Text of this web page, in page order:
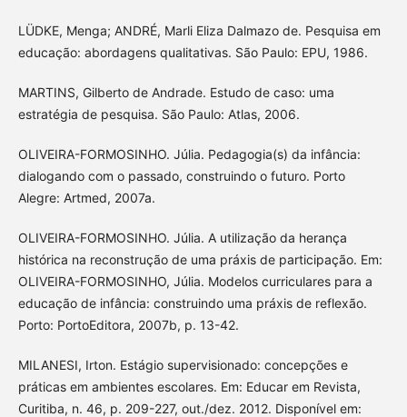
LÜDKE, Menga; ANDRÉ, Marli Eliza Dalmazo de. Pesquisa em
educação: abordagens qualitativas. São Paulo: EPU, 1986.
MARTINS, Gilberto de Andrade. Estudo de caso: uma
estratégia de pesquisa. São Paulo: Atlas, 2006.
OLIVEIRA-FORMOSINHO. Júlia. Pedagogia(s) da infância:
dialogando com o passado, construindo o futuro. Porto
Alegre: Artmed, 2007a.
OLIVEIRA-FORMOSINHO. Júlia. A utilização da herança
histórica na reconstrução de uma práxis de participação. Em:
OLIVEIRA-FORMOSINHO, Júlia. Modelos curriculares para a
educação de infância: construindo uma práxis de reflexão.
Porto: PortoEditora, 2007b, p. 13-42.
MILANESI, Irton. Estágio supervisionado: concepções e
práticas em ambientes escolares. Em: Educar em Revista,
Curitiba, n. 46, p. 209-227, out./dez. 2012. Disponível em: